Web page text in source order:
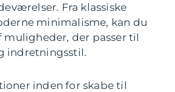
Fra klassiske
minimalisme, kan du
der passer til
indretningsstil.
inden for skabe til